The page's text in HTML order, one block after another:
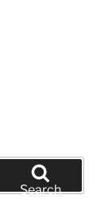
Search